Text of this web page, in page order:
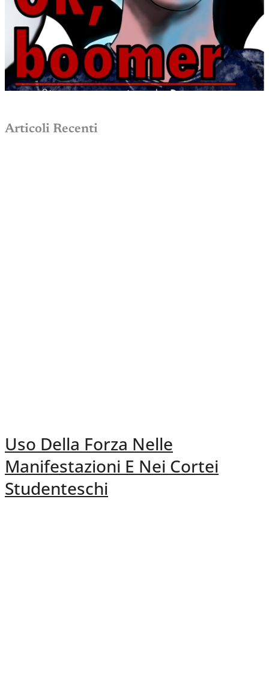
Articoli Recenti
Uso Della Forza Nelle
Manifestazioni E Nei Cortei
Studenteschi